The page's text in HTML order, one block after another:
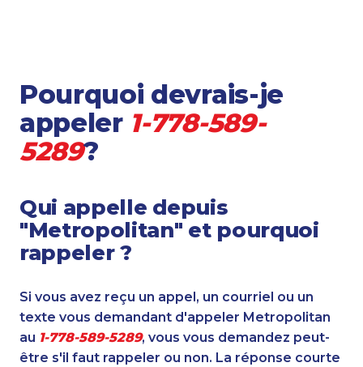
Pourquoi devrais-je
appeler 1-778-589-
5289?
Qui appelle depuis
"Metropolitan" et pourquoi
rappeler ?
Si vous avez reçu un appel, un courriel ou un
texte vous demandant d'appeler Metropolitan
au 1-778-589-5289, vous vous demandez peut-
être s'il faut rappeler ou non. La réponse courte